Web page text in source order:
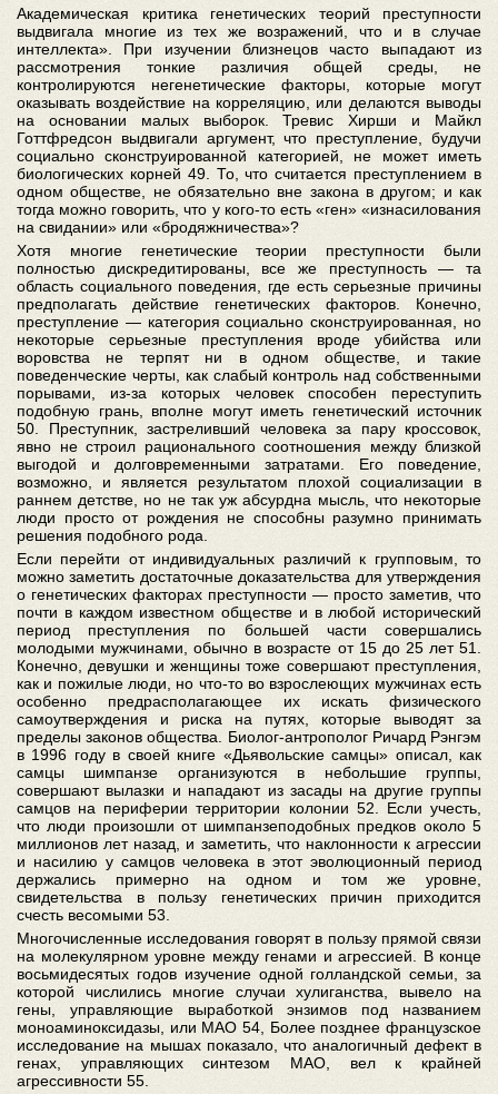
Академическая критика генетических теорий преступности
выдвигала многие из тех же возражений, что и в случае
интеллекта». При изучении близнецов часто выпадают из
рассмотрения тонкие различия общей среды, не
контролируются негенетические факторы, которые могут
оказывать воздействие на корреляцию, или делаются выводы
на основании малых выборок. Тревис Хирши и Майкл
Готтфредсон выдвигали аргумент, что преступление, будучи
социально сконструированной категорией, не может иметь
биологических корней 49. То, что считается преступлением в
одном обществе, не обязательно вне закона в другом; и как
тогда можно говорить, что у кого-то есть «ген» «изнасилования
на свидании» или «бродяжничества»?
Хотя многие генетические теории преступности были
полностью дискредитированы, все же преступность — та
область социального поведения, где есть серьезные причины
предполагать действие генетических факторов. Конечно,
преступление — категория социально сконструированная, но
некоторые серьезные преступления вроде убийства или
воровства не терпят ни в одном обществе, и такие
поведенческие черты, как слабый контроль над собственными
порывами, из-за которых человек способен переступить
подобную грань, вполне могут иметь генетический источник
50. Преступник, застреливший человека за пару кроссовок,
явно не строил рационального соотношения между близкой
выгодой и долговременными затратами. Его поведение,
возможно, и является результатом плохой социализации в
раннем детстве, но не так уж абсурдна мысль, что некоторые
люди просто от рождения не способны разумно принимать
решения подобного рода.
Если перейти от индивидуальных различий к групповым, то
можно заметить достаточные доказательства для утверждения
о генетических факторах преступности — просто заметив, что
почти в каждом известном обществе и в любой исторический
период преступления по большей части совершались
молодыми мужчинами, обычно в возрасте от 15 до 25 лет 51.
Конечно, девушки и женщины тоже совершают преступления,
как и пожилые люди, но что-то во взрослеющих мужчинах есть
особенно предрасполагающее их искать физического
самоутверждения и риска на путях, которые выводят за
пределы законов общества. Биолог-антрополог Ричард Рэнгэм
в 1996 году в своей книге «Дьявольские самцы» описал, как
самцы шимпанзе организуются в небольшие группы,
совершают вылазки и нападают из засады на другие группы
самцов на периферии территории колонии 52. Если учесть,
что люди произошли от шимпанзеподобных предков около 5
миллионов лет назад, и заметить, что наклонности к агрессии
и насилию у самцов человека в этот эволюционный период
держались примерно на одном и том же уровне,
свидетельства в пользу генетических причин приходится
счесть весомыми 53.
Многочисленные исследования говорят в пользу прямой связи
на молекулярном уровне между генами и агрессией. В конце
восьмидесятых годов изучение одной голландской семьи, за
которой числились многие случаи хулиганства, вывело на
гены, управляющие выработкой энзимов под названием
моноаминоксидазы, или МАО 54, Более позднее французское
исследование на мышах показало, что аналогичный дефект в
генах, управляющих синтезом МАО, вел к крайней
агрессивности 55.